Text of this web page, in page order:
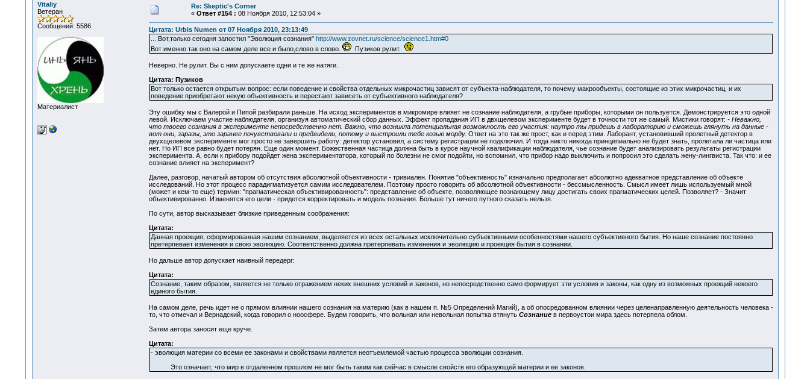
Vitaliy
Ветеран
Сообщений: 5586
Материалист
Re: Skeptic's Corner
« Ответ #154 : 08 Ноября 2010, 12:53:04 »
Цитата: Urbis Numen от 07 Ноября 2010, 23:13:49
... Вот,только сегодня запостил "Эволюция сознания" http://www.zovnet.ru/science/science1.htm#0
Вот именно так оно на самом деле все и было,слово в слово.
Пузиков рулит.
Неверно. Не рулит. Вы с ним допускаете одни и те же натяги.
Цитата: Пузиков
Вот только остается открытым вопрос: если поведение и свойства отдельных микрочастиц зависят от субъекта-наблюдателя, то почему макрообъекты, состоящие из этих микрочастиц, и их
поведение приобретают некую объективность и перестают зависеть от субъективного наблюдателя?
Эту ошибку мы с Валерой и Пипой разбирали раньше. На исход экспериментов в микромире влияет не сознание наблюдателя, а грубые приборы, которыми он пользуется. Демонстрируется это одной
левой. Исключаем участие наблюдателя, организуя автоматический сбор данных. Эффект пропадания ИП в двхщелевом эксперименте будет в точности тот же самый. Мистики говорят: - Неважно,
что твоего сознания в эксперименте непосредственно нет. Важно, что возникла потенциальная возможность его участия: наутро ты придешь в лабораторию и сможешь глянуть на данные -
вот они, заразы, это заранее почувствовали и предвидели, потому и выстроили тебе козью морду. Ответ на это так же прост, как и перед этим. Лаборант, установивший пролетный детектор в
двухщелевом эксперименте мог просто не завершить работу: детектор установил, а систему регистрации не подключил. И тогда никто никогда принципиально не будет знать, пролетала ли частица или
нет. Но ИП все равно будет потерян. Еще один момент. Божественная частица должна быть в курсе научной квалификации наблюдателя, чье сознание будет анализировать результаты регистрации
эксперимента. А, если к прибору подойдет жена экспериментатора, который по болезни не смог подойти, но вспомнил, что прибор надо выключить и попросил это сделать жену-лингвиста. Так что: и ее
сознание влияет на эксперимент?
Далее, разговор, начатый автором об отсутствия абсолютной объективности - тривиален. Понятие "объективность" изначально предполагает абсолютно адекватное представление об объекте
исследований. Но этот процесс парадигматизуется самим исследователем. Поэтому просто говорить об абсолютной объективности - бессмысленность. Смысл имеет лишь используемый мной
(может и кем-то еще) термин: "прагматическая объективированность": представление об объекте, позволяющее познающему лицу достигать своих прагматических целей. Позволяет? - Значит
объективированно. Изменятся его цели - придется корректировать и модель познания. Больше тут ничего путного сказать нельзя.
По сути, автор высказывает близкие приведенным соображения:
Цитата:
Данная проекция, сформированная нашим сознанием, выделяется из всех остальных исключительно субъективными особенностями нашего субъективного бытия. Но наше сознание постоянно
претерпевает изменения и свою эволюцию. Соответственно должна претерпевать изменения и эволюцию и проекция бытия в сознании.
Но дальше автор допускает наивный передерг:
Цитата:
Сознание, таким образом, является не только отражением неких внешних условий и законов, но непосредственно само формирует эти условия и законы, как одну из возможных проекций некоего
единого бытия.
На самом деле, речь идет не о прямом влиянии нашего сознания на материю (как в нашем п. №5 Определений Магий), а об опосредованном влиянии через целенаправленную деятельность человека -
то, что отмечал и Вернадский, когда говорил о ноосфере. Будем говорить, что вольная или невольная попытка втянуть Сознаниев первоустои мира здесь потерпела облом.
Затем автора заносит еще круче.
Цитата:
- эволюция материи со всеми ее законами и свойствами является неотъемлемой частью процесса эволюции сознания.
Это означает, что мир в отдаленном прошлом не мог быть таким как сейчас в смысле свойств его образующей материи и ее законов.